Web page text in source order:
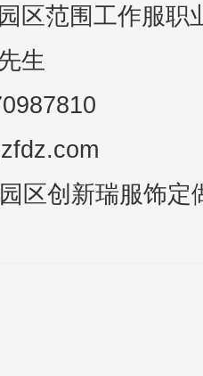
区范围工作服职
生
区创新瑞服饰定